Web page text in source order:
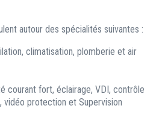
autour des spécialités suivantes :
climatisation, plomberie et air
courant fort, éclairage, VDI, contrôle
vidéo protection et Supervision